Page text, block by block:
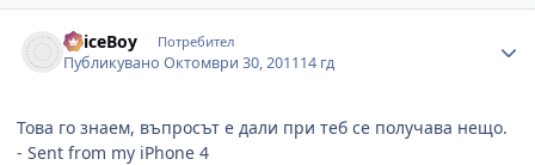
SpiceBoy Потребител
ПубликуваноОктомври 30, 201114 гд
Това го знаем, въпросът е дали при теб се получава нещо.
- Sent from my iPhone 4